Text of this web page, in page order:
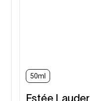
50ml
Estée Lauder